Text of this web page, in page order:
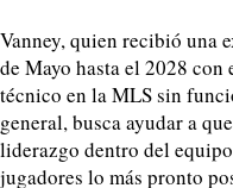
Vanney, quien recibió una
de Mayo hasta el 2028
técnico en la MLS sin
general, busca ayudar a
liderazgo dentro del
jugadores lo más pronto